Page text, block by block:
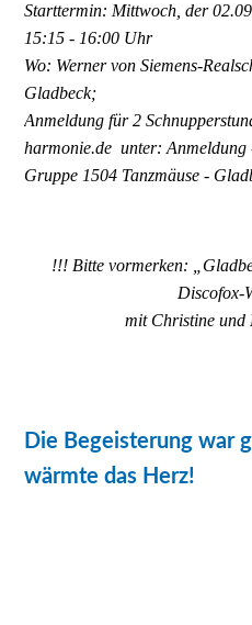
Starttermin: Mittwoch, der
15:15 - 16:00 Uhr
Wo: Werner von Siemens-
Gladbeck;
Anmeldung für 2
harmonie.de unter: Anmeldung
Gruppe 1504 Tanzmäuse -
!!! Bitte vormerken:
Discofox-
mit Christine
Die Begeisterung war
wärmte das Herz!